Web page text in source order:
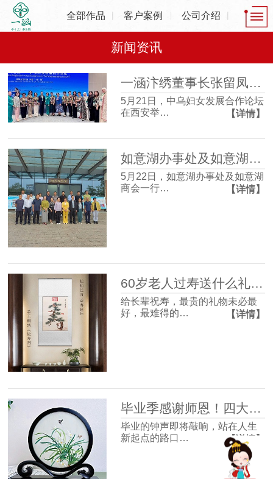
全部作品 客户案例 公司介绍
新闻资讯
一涵汴绣董事长张留凤出席中乌妇女发展合作论坛，共话非遗产业发展新机遇
5月21日，中乌妇女发展合作论坛
在西安举…
【详情】
如意湖办事处及如意湖商会一行走进一涵刺绣博物馆 沉浸式感受非遗魅力
5月22日，如意湖办事处及如意湖
商会一行…
【详情】
60岁老人过寿送什么礼物好？这4款体面走心，长辈收到超有面子
给长辈祝寿，最贵的礼物未必最
好，最难得的…
【详情】
毕业季感谢师恩！四大最受欢迎的礼物清单，送到老师心坎里！
毕业的钟声即将敲响，站在人生
新起点的路口…
【详情】